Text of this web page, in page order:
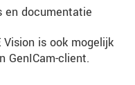
en documentatie
is ook mogelijk
GenICam-client.
Lees